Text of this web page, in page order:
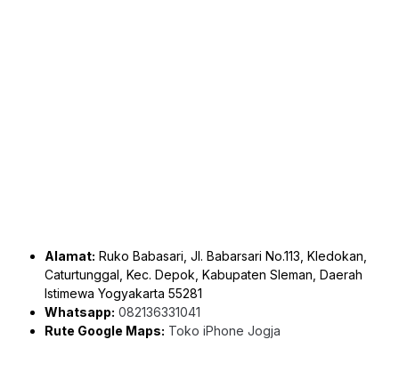
Alamat: Ruko Babasari, Jl. Babarsari No.113, Kledokan,
Caturtunggal, Kec. Depok, Kabupaten Sleman, Daerah
Istimewa Yogyakarta 55281
Whatsapp: 082136331041
Rute Google Maps: Toko iPhone Jogja